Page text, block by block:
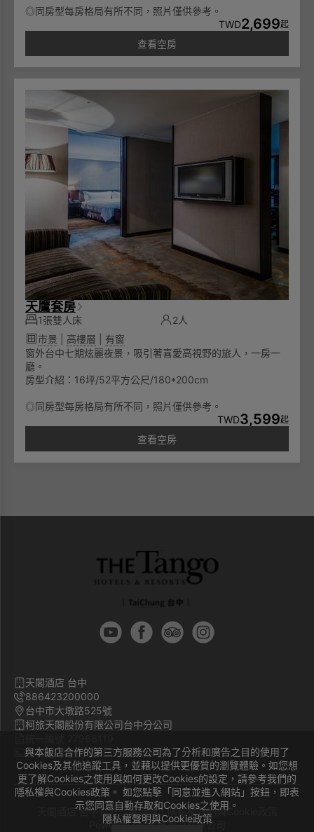
◎同房型每房格局有所不同，照片僅供參考。
TWD2,699起
查看空房
天鷹套房
1張雙人床
2人
市景
高樓層
有窗
窗外台中七期炫麗夜景，吸引著喜愛高視野的旅人，一房一
廳。
房型介紹：16坪/52平方公尺/180*200cm
◎同房型每房格局有所不同，照片僅供參考。
TWD3,599起
查看空房
與本飯店合作的第三方服務公司為了分析和廣告之目的使用了
Cookies及其他追蹤工具，並藉以提供更優質的瀏覽體驗。如您想
更了解Cookies之使用與如何更改Cookies的設定，請參考我們的
隱私權與Cookies政策。 如您點擊「同意並進入網站」按鈕，即表
示您同意自動存取和Cookies之使用。
隱私權聲明與Cookie政策
天閣酒店 台中
886423200000
台中市大墩路525號
柯旅天閣股份有限公司台中分公司
旅宿登記證號 臺中市旅館069號
天閣酒店 台中官方訂房網站｜隱私權聲明與Cookie政策
Powered by曜通資訊有限公司